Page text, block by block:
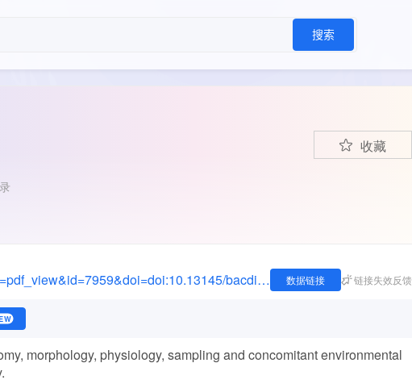
搜索
收藏
https://bacdive.dsmz.de/index.php?site=pdf_view&id=7959&doi=doi:10.13145/bacdive7959.20230509.8.1 数据链接 链接失效反馈
morphology, physiology, sampling and concomitant environmental